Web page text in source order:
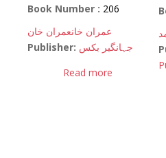
Book Number : 206
عمران خانعمران خان
Publisher: جہانگیر بکس
Read more